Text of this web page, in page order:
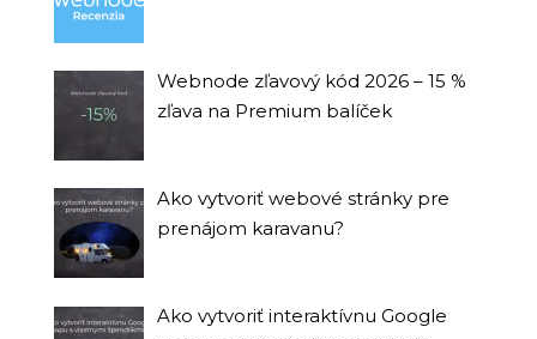
Webnode zľavový kód 2026 – 15 %
zľava na Premium balíček
Ako vytvoriť webové stránky pre
prenájom karavanu?
Ako vytvoriť interaktívnu Google